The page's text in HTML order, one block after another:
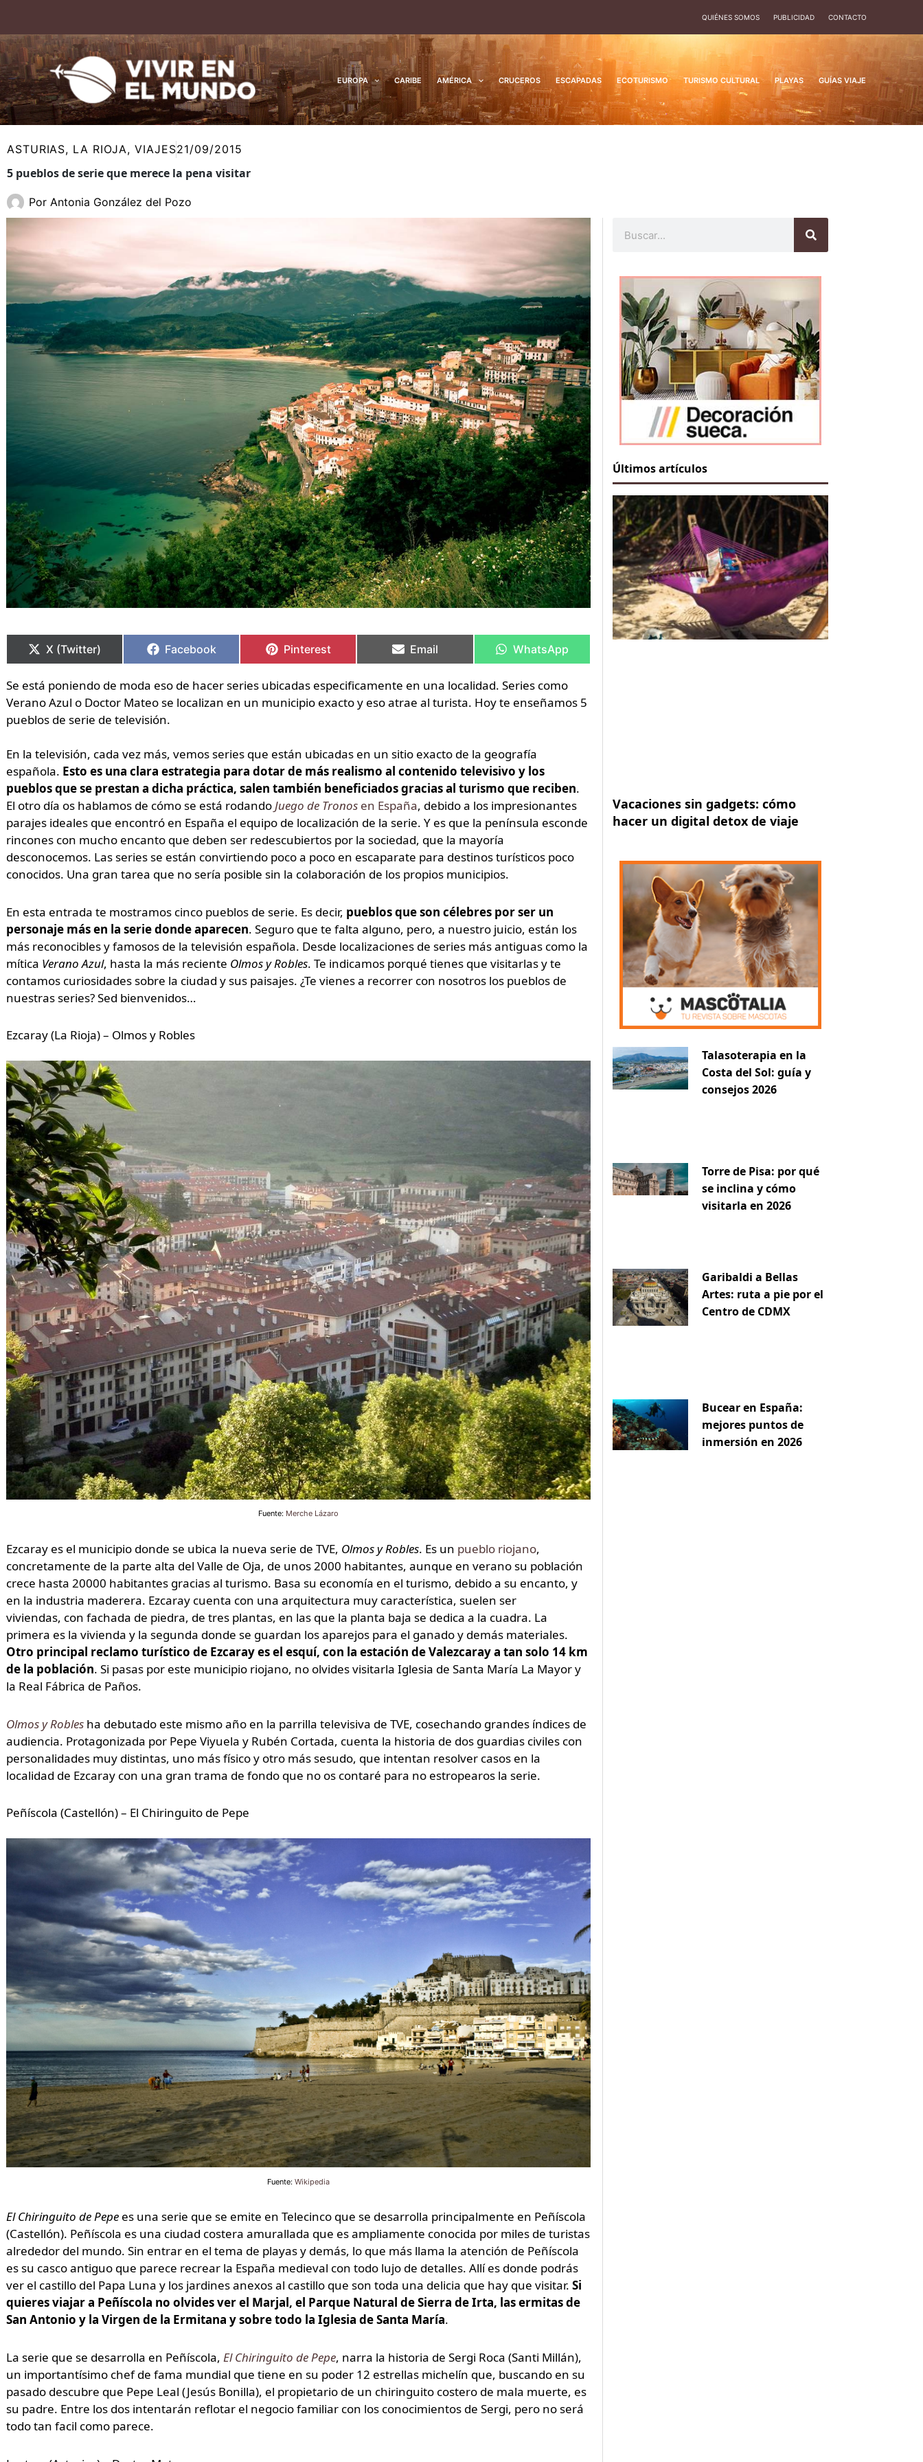
contenido
QUIÉNES SOMOS PUBLICIDAD CONTACTO
EUROPA CARIBE AMÉRICA CRUCEROS ESCAPADAS ECOTURISMO TURISMO CULTURAL PLAYAS GUÍAS VIAJE
ASTURIAS, LA RIOJA,VIAJES21/09/2015
5 pueblos de serie que merece la pena visitar
Por Antonia González del Pozo
en
X (Twitter)
en
Facebook
en
Pinterest
en
Email
en
WhatsApp
Se está poniendo de moda eso de hacer series ubicadas especificamente en una localidad. Series como
Verano Azul o Doctor Mateo se localizan en un municipio exacto y eso atrae al turista. Hoy te enseñamos 5
pueblos de serie de televisión.
En la televisión, cada vez más, vemos series que están ubicadas en un sitio exacto de la geografía
española. Esto es una clara estrategia para dotar de más realismo al contenido televisivo y los
pueblos que se prestan a dicha práctica, salen también beneficiados gracias al turismo que reciben.
El otro día os hablamos de cómo se está rodandoJuego de Tronosen España, debido a los impresionantes
parajes ideales que encontró en España el equipo de localización de la serie. Y es que la península esconde
rincones con mucho encanto que deben ser redescubiertos por la sociedad, que la mayoría
desconocemos. Las series se están convirtiendo poco a poco en escaparate para destinos turísticos poco
conocidos. Una gran tarea que no sería posible sin la colaboración de los propios municipios.
En esta entrada te mostramos cinco pueblos de serie. Es decir, pueblos que son célebres por ser un
personaje más en la serie donde aparecen. Seguro que te falta alguno, pero, a nuestro juicio, están los
más reconocibles y famosos de la televisión española. Desde localizaciones de series más antiguas como la
mítica Verano Azul, hasta la más reciente Olmos y Robles. Te indicamos porqué tienes que visitarlas y te
contamos curiosidades sobre la ciudad y sus paisajes. ¿Te vienes a recorrer con nosotros los pueblos de
nuestras series? Sed bienvenidos…
Ezcaray (La Rioja) – Olmos y Robles
Fuente: Merche Lázaro
Ezcaray es el municipio donde se ubica la nueva serie de TVE, Olmos y Robles. Es un pueblo riojano,
concretamente de la parte alta del Valle de Oja, de unos 2000 habitantes, aunque en verano su población
crece hasta 20000 habitantes gracias al turismo. Basa su economía en el turismo, debido a su encanto, y
en la industria maderera. Ezcaray cuenta con una arquitectura muy característica, suelen ser
viviendas, con fachada de piedra, de tres plantas, en las que la planta baja se dedica a la cuadra. La
primera es la vivienda y la segunda donde se guardan los aparejos para el ganado y demás materiales.
Otro principal reclamo turístico de Ezcaray es el esquí, con la estación de Valezcaray a tan solo 14 km
de la población. Si pasas por este municipio riojano, no olvides visitarla Iglesia de Santa María La Mayor y
la Real Fábrica de Paños.
Olmos y Roblesha debutado este mismo año en la parrilla televisiva de TVE, cosechando grandes índices de
audiencia. Protagonizada por Pepe Viyuela y Rubén Cortada, cuenta la historia de dos guardias civiles con
personalidades muy distintas, uno más físico y otro más sesudo, que intentan resolver casos en la
localidad de Ezcaray con una gran trama de fondo que no os contaré para no estropearos la serie.
Peñíscola (Castellón) – El Chiringuito de Pepe
Fuente: Wikipedia
El Chiringuito de Pepees una serie que se emite en Telecinco que se desarrolla principalmente en Peñíscola
(Castellón). Peñíscola es una ciudad costera amurallada que es ampliamente conocida por miles de turistas
alrededor del mundo. Sin entrar en el tema de playas y demás, lo que más llama la atención de Peñíscola
es su casco antiguo que parece recrear la España medieval con todo lujo de detalles. Allí es donde podrás
ver el castillo del Papa Luna y los jardines anexos al castillo que son toda una delicia que hay que visitar. Si
quieres viajar a Peñíscola no olvides ver el Marjal, el Parque Natural de Sierra de Irta, las ermitas de
San Antonio y la Virgen de la Ermitana y sobre todo la Iglesia de Santa María.
La serie que se desarrolla en Peñíscola, El Chiringuito de Pepe, narra la historia de Sergi Roca (Santi Millán),
un importantísimo chef de fama mundial que tiene en su poder 12 estrellas michelín que, buscando en su
pasado descubre que Pepe Leal (Jesús Bonilla), el propietario de un chiringuito costero de mala muerte, es
su padre. Entre los dos intentarán reflotar el negocio familiar con los conocimientos de Sergi, pero no será
todo tan facil como parece.
en
en
en
en
en
Últimos artículos
Vacaciones sin gadgets: cómo
hacer un digital detox de viaje
Talasoterapia en la
Costa del Sol: guía y
consejos 2026
Torre de Pisa: por qué
se inclina y cómo
visitarla en 2026
Garibaldi a Bellas
Artes: ruta a pie por el
Centro de CDMX
Bucear en España:
mejores puntos de
inmersión en 2026